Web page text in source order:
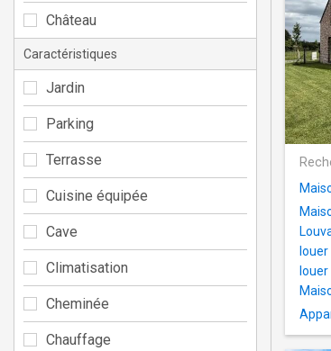
Château
Caractéristiques
Jardin
Parking
Terrasse
Cuisine équipée
Cave
Climatisation
Cheminée
Chauffage